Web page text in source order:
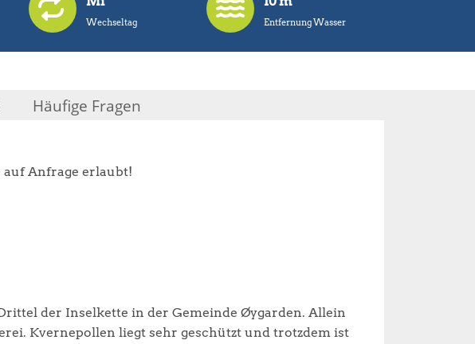
Wechseltag Entfernung Wasser
Häufige Fragen
auf Anfrage erlaubt!
der Inselkette in der Gemeinde Øygarden. Allein
Kvernepollen liegt sehr geschützt und trotzdem ist